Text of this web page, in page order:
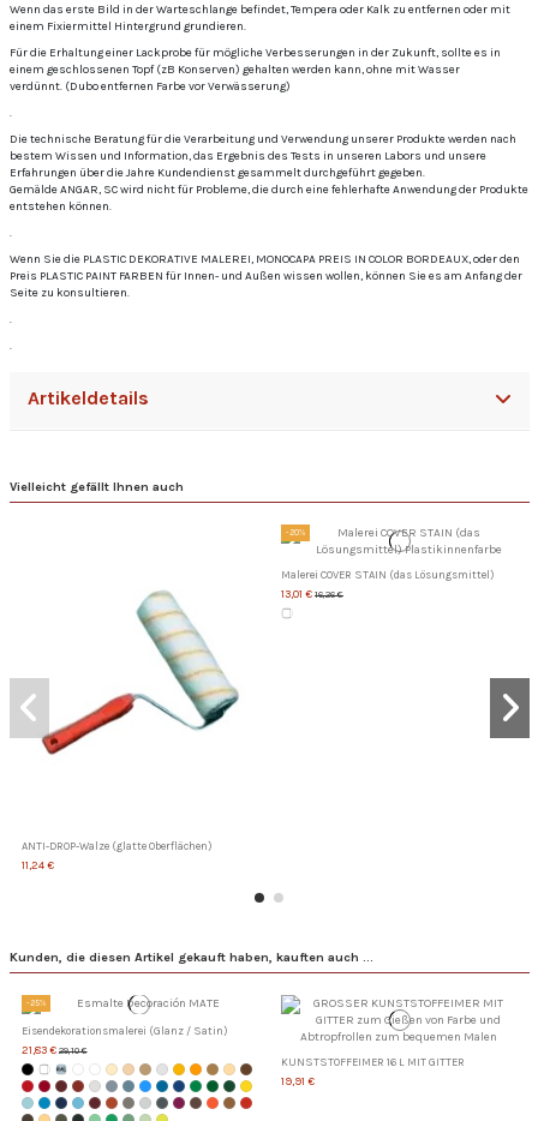
Wenn das erste Bild in der Warteschlange befindet, Tempera oder Kalk zu entfernen oder mit
einem Fixiermittel Hintergrund grundieren.
Für die Erhaltung einer Lackprobe für mögliche Verbesserungen in der Zukunft, sollte es in
einem geschlossenen Topf (zB Konserven) gehalten werden kann, ohne mit Wasser
verdünnt. (Dubo entfernen Farbe vor Verwässerung)
.
Die technische Beratung für die Verarbeitung und Verwendung unserer Produkte werden nach
bestem Wissen und Information, das Ergebnis des Tests in unseren Labors und unsere
Erfahrungen über die Jahre Kundendienst gesammelt durchgeführt gegeben.
Gemälde ANGAR, SC wird nicht für Probleme, die durch eine fehlerhafte Anwendung der Produkte
entstehen können.
.
Wenn Sie die PLASTIC DEKORATIVE MALEREI, MONOCAPA PREIS IN COLOR BORDEAUX, oder den
Preis PLASTIC PAINT FARBEN für Innen- und Außen wissen wollen, können Sie es am Anfang der
Seite zu konsultieren.
.
.
Artikeldetails
Vielleicht gefällt Ihnen auch
ANTI-DROP-Walze (glatte Oberflächen)
11,24 €
-20%
Malerei COVER STAIN (das Lösungsmittel)
13,01 € 16,26 €
Kunden, die diesen Artikel gekauft haben, kauften auch ...
-25%
Eisendekorationsmalerei (Glanz / Satin)
21,83 € 29,10 €
KUNSTSTOFFEIMER 16 L MIT GITTER
19,91 €